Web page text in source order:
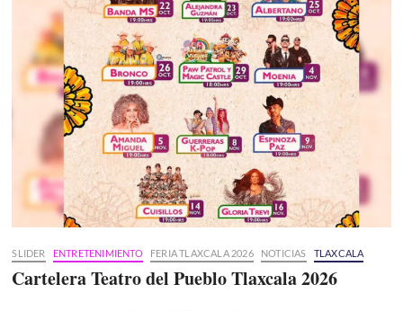
SLIDER ENTRETENIMIENTO FERIA TLAXCALA 2026 NOTICIAS TLAXCALA
Cartelera Teatro del Pueblo Tlaxcala 2026